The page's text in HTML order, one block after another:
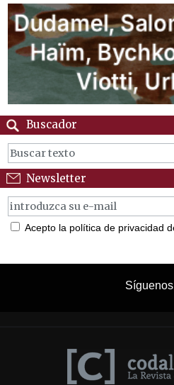
Buscador
Newsletter
Acepto la política de privacidad